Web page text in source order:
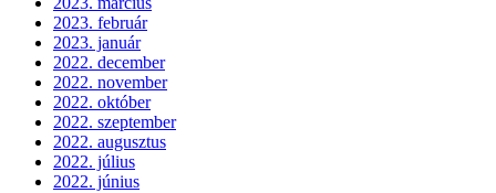
2023. február
2023. január
2022. december
2022. november
2022. október
2022. szeptember
2022. augusztus
2022. július
2022. június